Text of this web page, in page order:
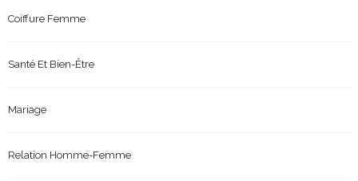
Coiffure Femme
Santé Et Bien-Être
Mariage
Relation Homme-Femme